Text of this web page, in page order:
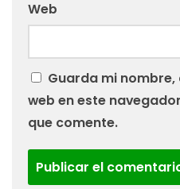
Web
Guarda mi
web en este
que comente.